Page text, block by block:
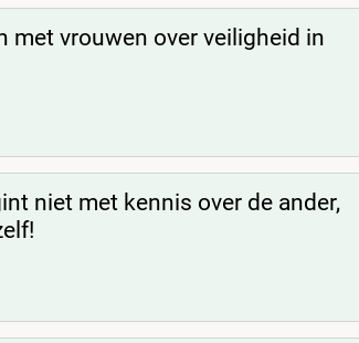
met vrouwen over veiligheid in
niet met kennis over de ander,